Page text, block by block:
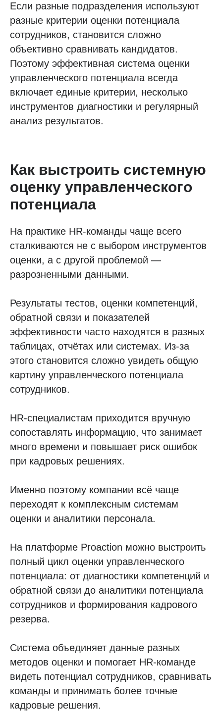
Если разные подразделения используют
разные критерии оценки потенциала
сотрудников, становится сложно
объективно сравнивать кандидатов.
Поэтому эффективная система оценки
управленческого потенциала всегда
включает единые критерии, несколько
инструментов диагностики и регулярный
анализ результатов.
Как выстроить системную
оценку управленческого
потенциала
На практике HR-команды чаще всего
сталкиваются не с выбором инструментов
оценки, а с другой проблемой —
разрозненными данными.
Результаты тестов, оценки компетенций,
обратной связи и показателей
эффективности часто находятся в разных
таблицах, отчётах или системах. Из-за
этого становится сложно увидеть общую
картину управленческого потенциала
сотрудников.
HR-специалистам приходится вручную
сопоставлять информацию, что занимает
много времени и повышает риск ошибок
при кадровых решениях.
Именно поэтому компании всё чаще
переходят к комплексным системам
оценки и аналитики персонала.
На платформе Proaction можно выстроить
полный цикл оценки управленческого
потенциала: от диагностики компетенций и
обратной связи до аналитики потенциала
сотрудников и формирования кадрового
резерва.
Система объединяет данные разных
методов оценки и помогает HR-команде
видеть потенциал сотрудников, сравнивать
команды и принимать более точные
кадровые решения.